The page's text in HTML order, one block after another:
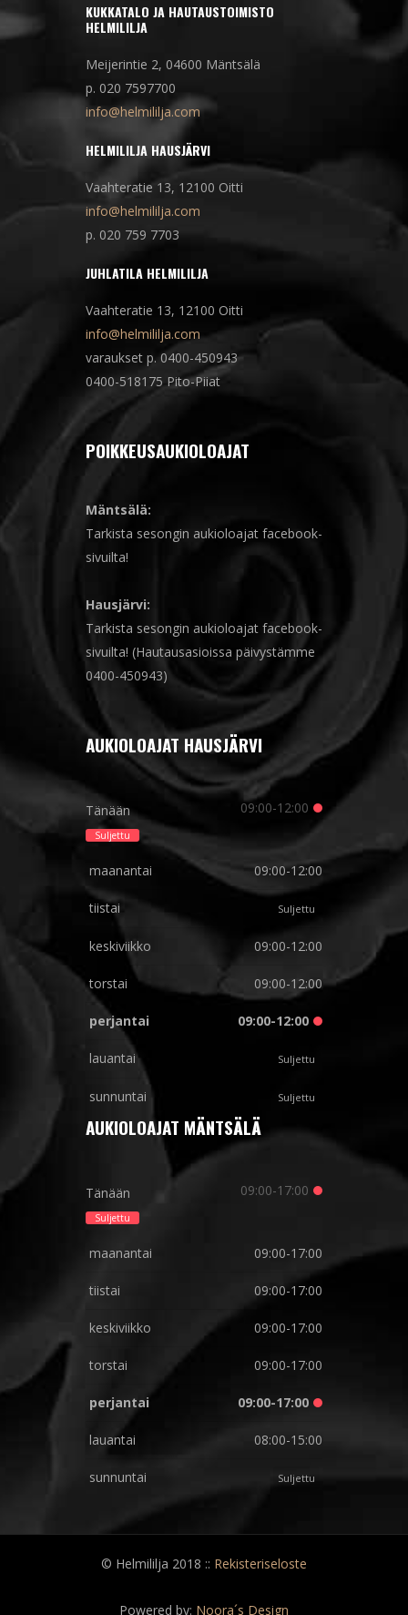
KUKKATALO JA HAUTAUSTOIMISTO
HELMILILJA
Meijerintie 2, 04600 Mäntsälä
p. 020 7597700
info@helmililja.com
HELMILILJA HAUSJÄRVI
Vaahteratie 13, 12100 Oitti
info@helmililja.com
p. 020 759 7703
JUHLATILA HELMILILJA
Vaahteratie 13, 12100 Oitti
info@helmililja.com
varaukset p. 0400-450943
0400-518175 Pito-Piiat
POIKKEUSAUKIOLOAJAT
Mäntsälä:
Tarkista sesongin aukioloajat facebook-
sivuilta!
Hausjärvi:
Tarkista sesongin aukioloajat facebook-
sivuilta! (Hautausasioissa päivystämme
0400-450943)
AUKIOLOAJAT HAUSJÄRVI
Tänään
Suljettu
09:00-12:00
maanantai 09:00-12:00
tiistai Suljettu
keskiviikko 09:00-12:00
torstai 09:00-12:00
perjantai 09:00-12:00
lauantai Suljettu
sunnuntai Suljettu
AUKIOLOAJAT MÄNTSÄLÄ
Tänään
Suljettu
09:00-17:00
maanantai 09:00-17:00
tiistai 09:00-17:00
keskiviikko 09:00-17:00
torstai 09:00-17:00
perjantai 09:00-17:00
lauantai 08:00-15:00
sunnuntai Suljettu
© Helmililja 2018 :: Rekisteriseloste
Powered by: Noora´s Design